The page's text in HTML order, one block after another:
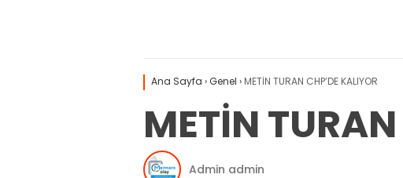
Ana Sayfa ›Genel › METİN TURAN CHP’DE KALIYOR
METİN
Admin admin